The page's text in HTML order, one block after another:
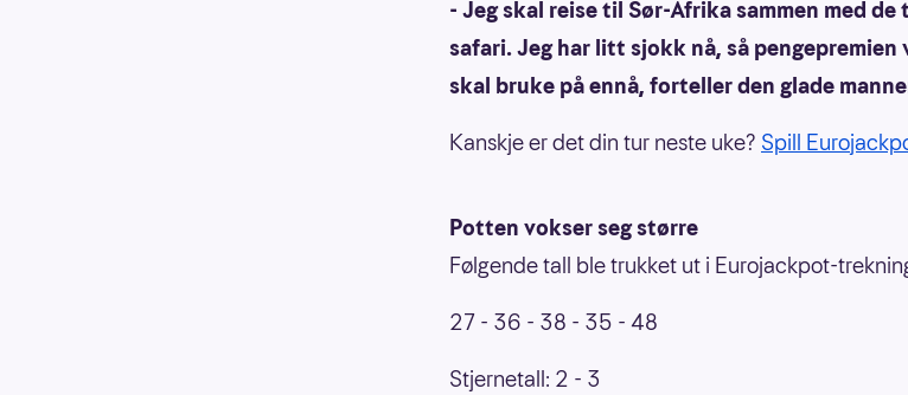
- Jeg skal reise til Sør-Afrika sammen med de
safari. Jeg har litt sjokk nå, så
skal bruke på ennå, forteller den glade
Kanskje er det din tur neste uke? Spill
Potten vokser seg større
Følgende tall ble trukket ut i Eurojackpot-
27 - 36 - 38 - 35 - 48
Stjernetall: 2 - 3